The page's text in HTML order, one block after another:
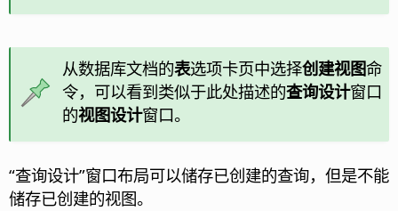
从数据库文档的表选项卡页中选择创建视图命
令，可以看到类似于此处描述的查询设计窗口
的视图设计窗口。
“查询设计”窗口布局可以储存已创建的查询，但是不能
储存已创建的视图。